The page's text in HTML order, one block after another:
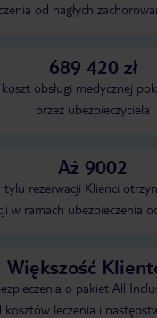
od nagłych
689 420 zł
obsługi medycznej
przez ubezpieczyciela
Aż 9002
rezerwacji Klienci
w ramach ubezpieczenia
Większość
o pakiet All
leczenia i